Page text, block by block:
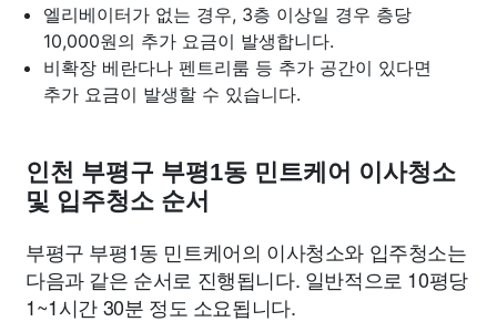
엘리베이터가 없는 경우, 3층 이상일 경우 층당
10,000원의 추가 요금이 발생합니다.
비확장 베란다나 펜트리룸 등 추가 공간이 있다면
추가 요금이 발생할 수 있습니다.
인천 부평구 부평1동 민트케어 이사청소
및 입주청소 순서
부평구 부평1동 민트케어의 이사청소와 입주청소는
다음과 같은 순서로 진행됩니다. 일반적으로 10평당
1~1시간 30분 정도 소요됩니다.